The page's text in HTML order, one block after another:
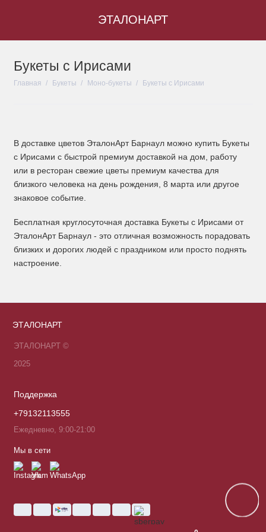
ЭТАЛОНАРТ
Букеты с Ирисами
Главная Букеты Моно-букеты Букеты с Ирисами
Авторские букеты
Дуо и Трио букеты
Весенние букеты
Летние букеты
Осенние букеты
Зимние букеты
В доставке цветов ЭталонАрт Барнаул можно купить Букеты
с Ирисами с быстрой премиум доставкой на дом, работу
или в ресторан свежие цветы премиум качества для
близкого человека на день рождения, 8 марта или другое
знаковое событие.
Бесплатная круглосуточная доставка Букеты с Ирисами от
ЭталонАрт Барнаул - это отличная возможность порадовать
близких и дорогих людей с праздником или просто поднять
настроение.
ЭТАЛОНАРТ
ЭТАЛОНАРТ ©
2025
Поддержка
+79132113555
Ежедневно, 9:00-21:00
Мы в сети